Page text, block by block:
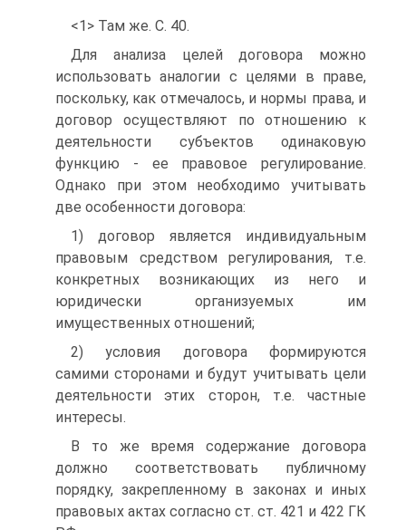
<1> Там же. С. 40.
Для анализа целей договора можно
использовать аналогии с целями в праве,
поскольку, как отмечалось, и нормы права, и
договор осуществляют по отношению к
деятельности субъектов одинаковую
функцию - ее правовое регулирование.
Однако при этом необходимо учитывать
две особенности договора:
1) договор является индивидуальным
правовым средством регулирования, т.е.
конкретных возникающих из него и
юридически организуемых им
имущественных отношений;
2) условия договора формируются
самими сторонами и будут учитывать цели
деятельности этих сторон, т.е. частные
интересы.
В то же время содержание договора
должно соответствовать публичному
порядку, закрепленному в законах и иных
правовых актах согласно ст. ст. 421 и 422 ГК